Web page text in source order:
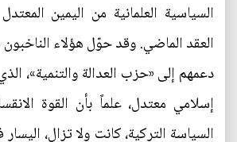
السياسية العلمانية من اليمين
العقد الماضي. وقد حوّل هؤلاء الناخبون
دعمهم إلى «حزب العدالة والتنمية»،
إسلامي معتدل، علماً بأن القوة
السياسة التركية، كانت ولا تزال،